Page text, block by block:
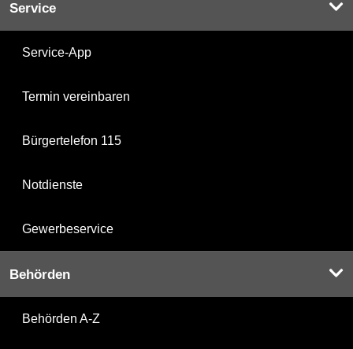
Service
Service-App
Termin vereinbaren
Bürgertelefon 115
Notdienste
Gewerbeservice
Behörden
Behörden A-Z